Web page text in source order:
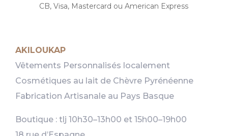
CB, Visa, Mastercard ou American Express
AKILOUKAP
Vêtements Personnalisés localement
Cosmétiques au lait de Chèvre Pyrénéenne
Fabrication Artisanale au Pays Basque
Boutique : tlj 10h30–13h00 et 15h00–19h00